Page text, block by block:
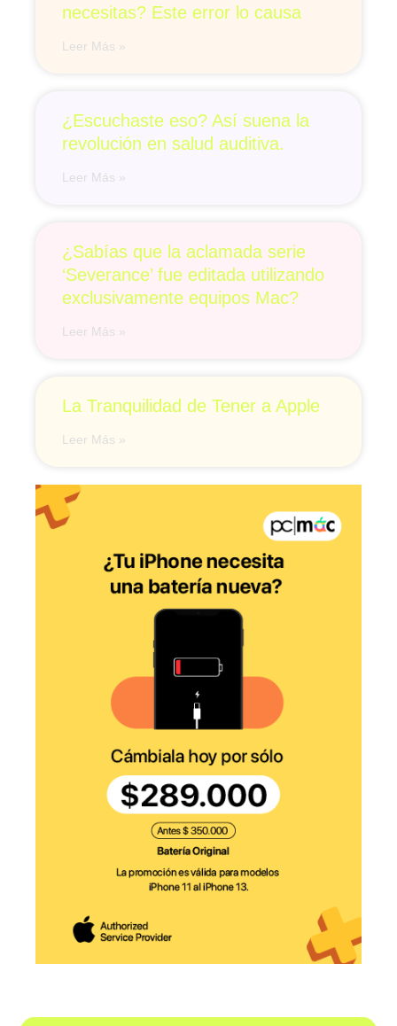
necesitas? Este error lo causa
Leer Más »
¿Escuchaste eso? Así suena la
revolución en salud auditiva.
Leer Más »
¿Sabías que la aclamada serie
‘Severance’ fue editada utilizando
exclusivamente equipos Mac?
Leer Más »
La Tranquilidad de Tener a Apple
Leer Más »